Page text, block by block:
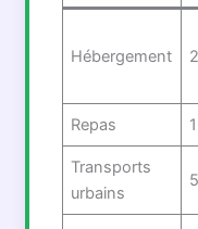
Hébergement
Repas
Transports
urbains